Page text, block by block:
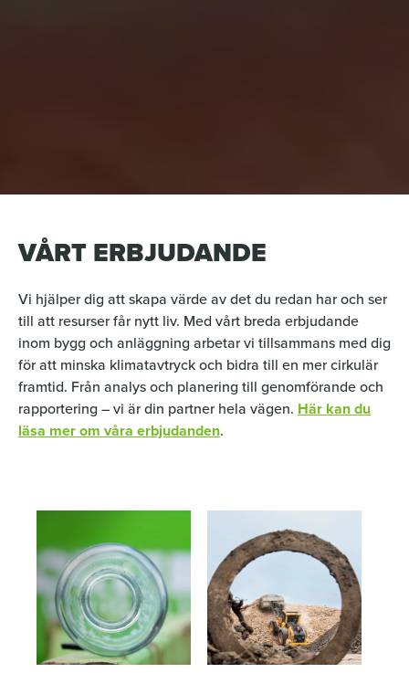
VÅRT ERBJUDANDE
Vi hjälper dig att skapa värde av det du redan har och ser
till att resurser får nytt liv. Med vårt breda erbjudande
inom bygg och anläggning arbetar vi tillsammans med dig
för att minska klimatavtryck och bidra till en mer cirkulär
framtid. Från analys och planering till genomförande och
rapportering – vi är din partner hela vägen. Här kan du
läsa mer om våra erbjudanden.